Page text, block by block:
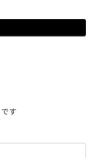
す